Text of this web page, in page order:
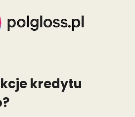
kredytu